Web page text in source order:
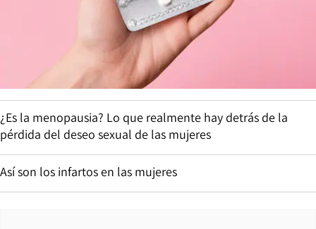
¿Es la menopausia? Lo que realmente hay detrás de la
pérdida del deseo sexual de las mujeres
Así son los infartos en las mujeres